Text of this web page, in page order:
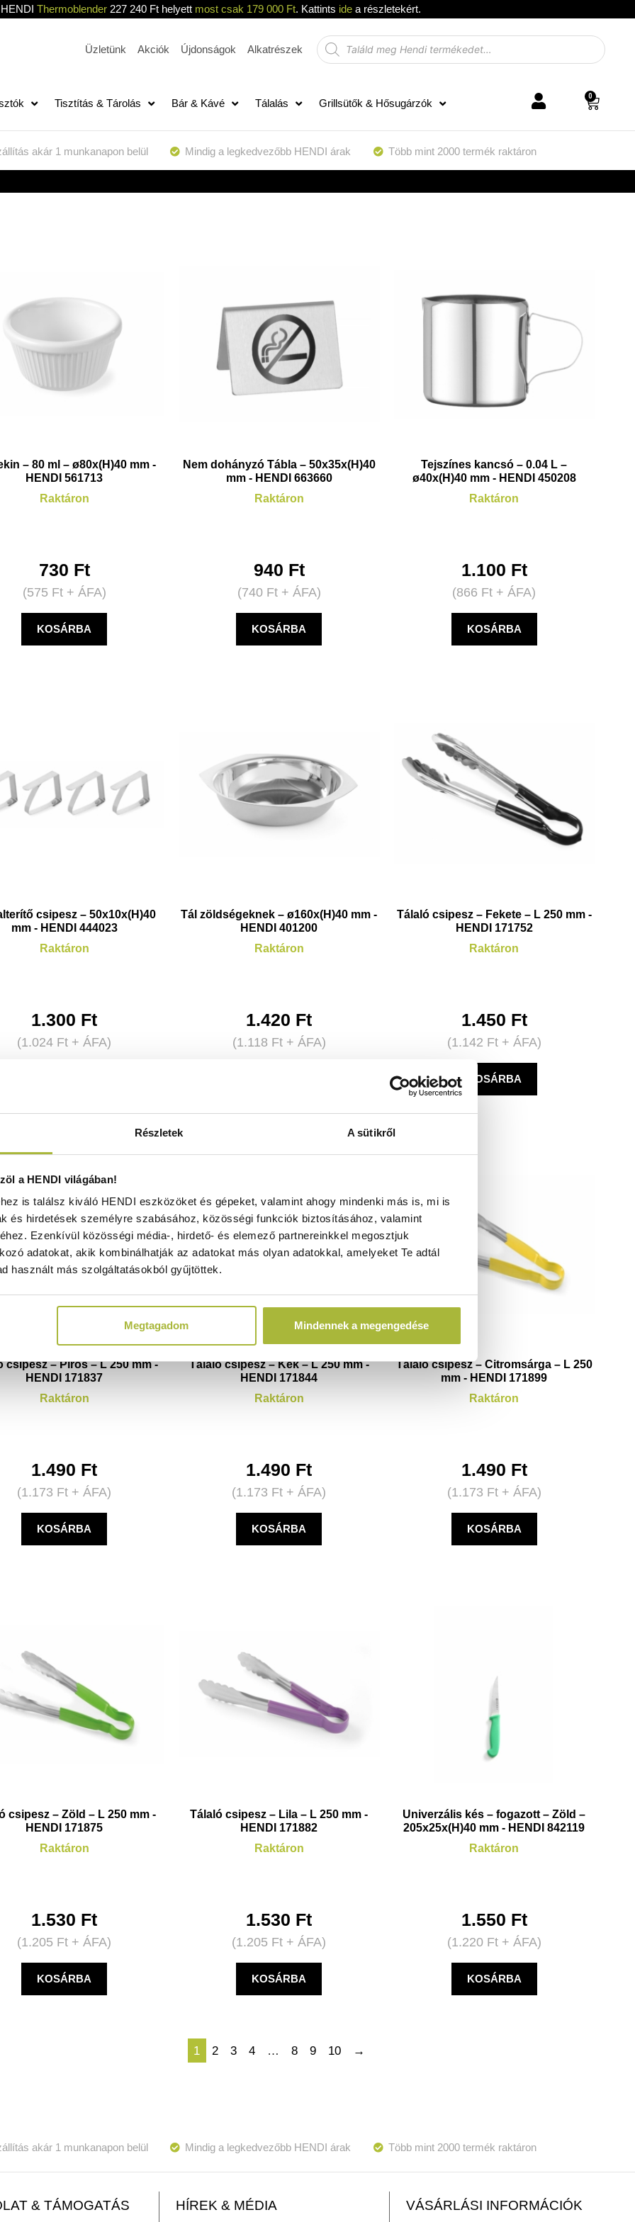
Részletek A sütikről
a HENDI világában!
is találsz kiváló HENDI eszközöket és gépeket, valamint ahogy mindenki más is, mi is
és hirdetések személyre szabásához, közösségi funkciók biztosításához, valamint
Ezenkívül közösségi média-, hirdető- és elemező partnereinkkel megosztjuk
adatokat, akik kombinálhatják az adatokat más olyan adatokkal, amelyeket Te adtál
használt más szolgáltatásokból gyűjtöttek.
Megtagadom Mindennek a megengedése
HENDI Thermoblender227 240 Ft helyett most csak 179 000 Ft. Kattints idea részletekért.
Üzletünk Akciók Újdonságok Alkatrészek
Tisztítás & Tárolás Bár & Kávé Tálalás Grillsütők & Hősugárzók
0
akár 1 munkanapon belül Mindig a legkedvezőbb HENDI árak Több mint 2000 termék raktáron
– 80 ml – ø80x(H)40 mm -
HENDI 561713
Raktáron
730 Ft
(575 Ft+ ÁFA)
KOSÁRBA
Nem dohányzó Tábla – 50x35x(H)40
mm - HENDI 663660
Raktáron
940 Ft
(740 Ft+ ÁFA)
KOSÁRBA
Tejszínes kancsó – 0.04 L –
ø40x(H)40 mm - HENDI 450208
Raktáron
1.100 Ft
(866 Ft + ÁFA)
KOSÁRBA
csipesz – 50x10x(H)40
mm - HENDI 444023
Raktáron
1.300 Ft
(1.024 Ft + ÁFA)
Tál zöldségeknek – ø160x(H)40 mm -
HENDI 401200
Raktáron
1.420 Ft
(1.118 Ft+ ÁFA)
Tálaló csipesz – Fekete – L 250 mm -
HENDI 171752
Raktáron
1.450 Ft
(1.142 Ft+ ÁFA)
KOSÁRBA
csipesz – Piros – L 250 mm -
HENDI 171837
Raktáron
1.490 Ft
(1.173 Ft + ÁFA)
KOSÁRBA
Tálaló csipesz – Kék – L 250 mm -
HENDI 171844
Raktáron
1.490 Ft
(1.173 Ft + ÁFA)
KOSÁRBA
Tálaló csipesz – Citromsárga – L 250
mm - HENDI 171899
Raktáron
1.490 Ft
(1.173 Ft+ ÁFA)
KOSÁRBA
csipesz – Zöld – L 250 mm -
HENDI 171875
Raktáron
1.530 Ft
(1.205 Ft + ÁFA)
KOSÁRBA
Tálaló csipesz – Lila – L 250 mm -
HENDI 171882
Raktáron
1.530 Ft
(1.205 Ft + ÁFA)
KOSÁRBA
Univerzális kés – fogazott – Zöld –
205x25x(H)40 mm - HENDI 842119
Raktáron
1.550 Ft
(1.220 Ft+ ÁFA)
KOSÁRBA
1 2 3 4 … 8 9 10 →
akár 1 munkanapon belül Mindig a legkedvezőbb HENDI árak Több mint 2000 termék raktáron
& TÁMOGATÁS HÍREK & MÉDIA VÁSÁRLÁSI INFORMÁCIÓK